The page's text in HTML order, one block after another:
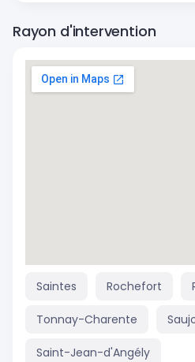
Rayon d'intervention
Saintes Rochefort
Tonnay-Charente
Saint-Jean-d'Angély